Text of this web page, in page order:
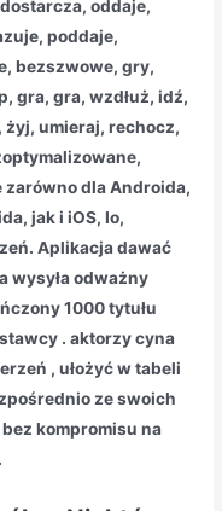
oddaje,
poddaje,
bezszwowe, gry,
gra, gra, wzdłuż, idź,
umieraj, rechocz,
dla Androida,
jak i iOS, Io,
Aplikacja dawać
wysyła odważny
1000 tytułu
. aktorzy cyna
, ułożyć w tabeli
ze swoich
kompromisu na